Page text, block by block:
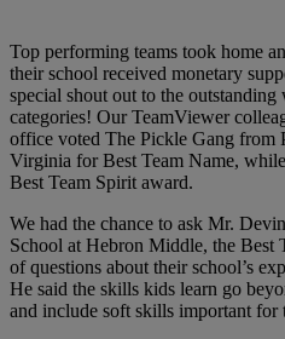
Top performing teams took home
their school received monetary
special shout out to the
categories! Our TeamViewer
office voted The Pickle Gang from
Virginia for Best Team Name,
Best Team Spirit award.
We had the chance to ask Mr.
School at Hebron Middle, the Best
of questions about their school’s
He said the skills kids learn go
and include soft skills important for